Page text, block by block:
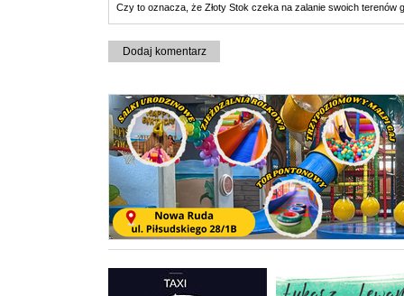
Czy to oznacza, że Złoty Stok czeka na zalanie swoich terenów
Dodaj komentarz